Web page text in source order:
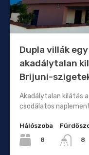
Dupla villák
akadálytalan
Brijuni-
Akadálytalan kilátás
csodálatos
Hálószoba
8
8